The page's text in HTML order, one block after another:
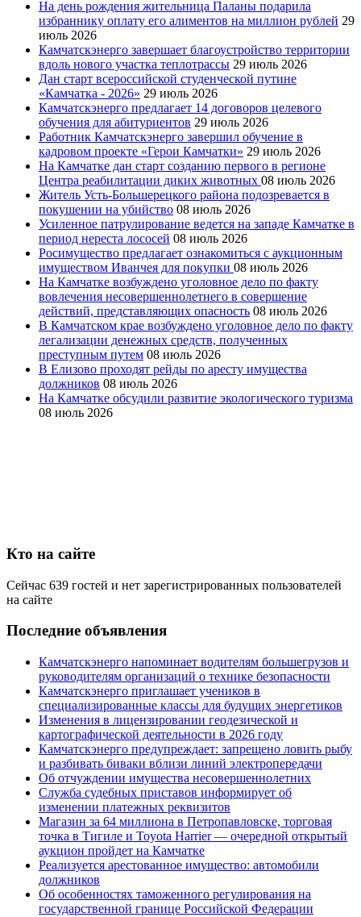
На день рождения жительница Паланы подарила
избраннику оплату его алиментов на миллион рублей 29
июль 2026
Камчатскэнерго завершает благоустройство территории
вдоль нового участка теплотрассы 29 июль 2026
Дан старт всероссийской студенческой путине
«Камчатка - 2026» 29 июль 2026
Камчатскэнерго предлагает 14 договоров целевого
обучения для абитуриентов 29 июль 2026
Работник Камчатскэнерго завершил обучение в
кадровом проекте «Герои Камчатки» 29 июль 2026
На Камчатке дан старт созданию первого в регионе
Центра реабилитации диких животных 08 июль 2026
Житель Усть-Большерецкого района подозревается в
покушении на убийство 08 июль 2026
Усиленное патрулирование ведется на западе Камчатке в
период нереста лососей 08 июль 2026
Росимущество предлагает ознакомиться с аукционным
имуществом Иванчея для покупки 08 июль 2026
На Камчатке возбуждено уголовное дело по факту
вовлечения несовершеннолетнего в совершение
действий, представляющих опасность 08 июль 2026
В Камчатском крае возбуждено уголовное дело по факту
легализации денежных средств, полученных
преступным путем 08 июль 2026
В Елизово проходят рейды по аресту имущества
должников 08 июль 2026
На Камчатке обсудили развитие экологического туризма
08 июль 2026
Кто на сайте
Сейчас 639 гостей и нет зарегистрированных пользователей
на сайте
Последние объявления
Камчатскэнерго напоминает водителям большегрузов и
руководителям организаций о технике безопасности
Камчатскэнерго приглашает учеников в
специализированные классы для будущих энергетиков
Изменения в лицензировании геодезической и
картографической деятельности в 2026 году
Камчатскэнерго предупреждает: запрещено ловить рыбу
и разбивать биваки вблизи линий электропередачи
Об отчуждении имущества несовершеннолетних
Служба судебных приставов информирует об
изменении платежных реквизитов
Магазин за 64 миллиона в Петропавловске, торговая
точка в Тигиле и Toyota Harrier — очередной открытый
аукцион пройдет на Камчатке
Реализуется арестованное имущество: автомобили
должников
Об особенностях таможенного регулирования на
государственной границе Российской Федерации